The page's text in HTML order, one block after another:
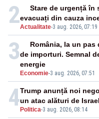
2Actualitate-3 aug. 2026, 07:19
Stare de urgență în
evacuați din cauza
3
Economie-3 aug. 2026, 07:51
România, la un
de importuri. Semnal
energie
4 Politica-3 aug. 2026, 08:14
Trump anunță noi
un atac alături de Israel